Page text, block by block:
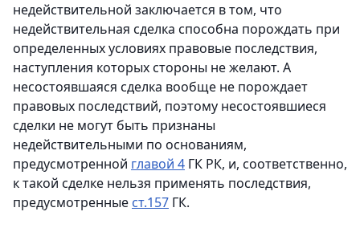
недействительной заключается в том, что
недействительная сделка способна порождать при
определенных условиях правовые последствия,
наступления которых стороны не желают. А
несостоявшаяся сделка вообще не порождает
правовых последствий, поэтому несостоявшиеся
сделки не могут быть признаны
недействительными по основаниям,
предусмотренной главой 4 ГК РК, и, соответственно,
к такой сделке нельзя применять последствия,
предусмотренные ст.157 ГК.